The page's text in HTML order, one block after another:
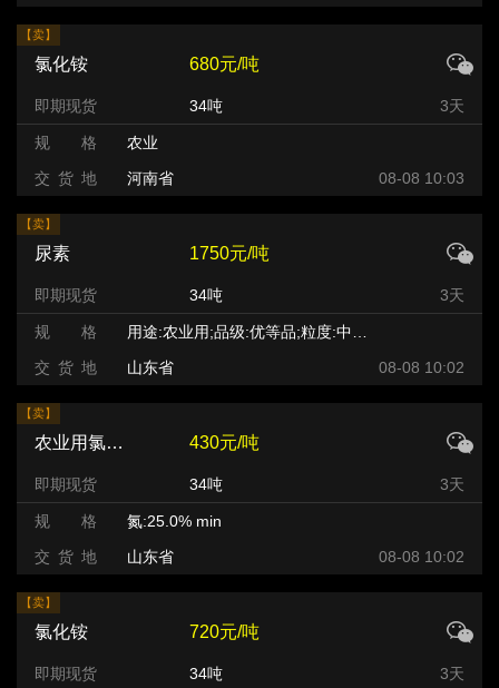
【卖】
氯化铵 680元/吨
即期现货 34吨 3天
规 格
农业
交 货 地
河南省 08-08 10:03
【卖】
尿素 1750元/吨
即期现货 34吨 3天
规 格
用途:农业用;品级:优等品;粒度:中小颗粒;
交 货 地
山东省 08-08 10:02
【卖】
农业用氯化铵 430元/吨
即期现货 34吨 3天
规 格
氮:25.0% min
交 货 地
山东省 08-08 10:02
【卖】
氯化铵 720元/吨
即期现货 34吨 3天